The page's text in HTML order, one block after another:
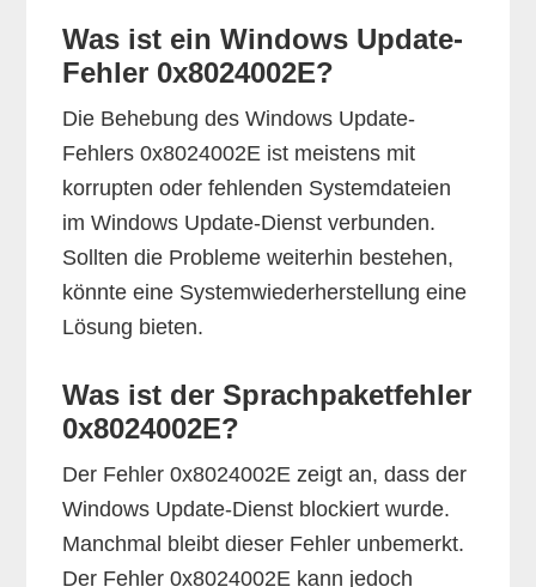
Was ist ein Windows Update-
Fehler 0x8024002E?
Die Behebung des Windows Update-
Fehlers 0x8024002E ist meistens mit
korrupten oder fehlenden Systemdateien
im Windows Update-Dienst verbunden.
Sollten die Probleme weiterhin bestehen,
könnte eine Systemwiederherstellung eine
Lösung bieten.
Was ist der Sprachpaketfehler
0x8024002E?
Der Fehler 0x8024002E zeigt an, dass der
Windows Update-Dienst blockiert wurde.
Manchmal bleibt dieser Fehler unbemerkt.
Der Fehler 0x8024002E kann jedoch